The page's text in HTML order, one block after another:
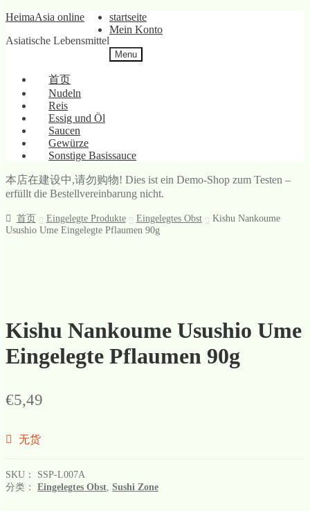
Skip
navigation
Skip
content
HeimaAsia online
Asiatische Lebensmittel
startseite
Mein Konto
Menu
首页
Nudeln
Reis
Essig und Öl
Saucen
Gewürze
Sonstige Basissauce
本店在建设中,请勿购物! Dies ist ein Demo-Shop zum Testen –
erfüllt die Bestellvereinbarung nicht.
首页 Eingelegte Produkte Eingelegtes Obst
Kishu Nankoume
Usushio Ume Eingelegte Pflaumen 90g
Kishu Nankoume Usushio Ume
Eingelegte Pflaumen 90g
€5,49
无货
SKU： SSP-L007A
分类： Eingelegtes Obst Sushi Zone